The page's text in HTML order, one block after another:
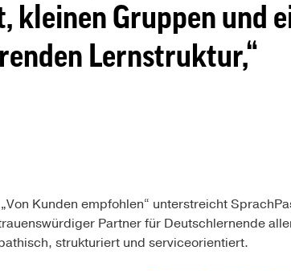
kleinen Gruppen und
Lernstruktur,
Kunden empfohlen“ unterstreicht
Partner für Deutschlernende
strukturiert und serviceorientiert.